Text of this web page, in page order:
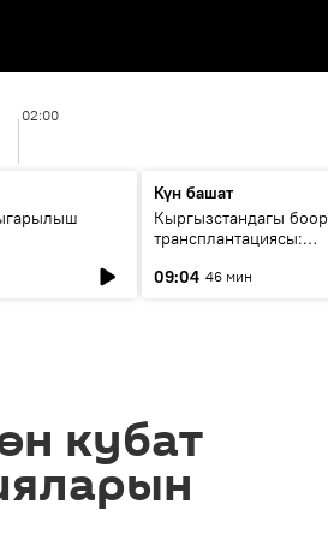
02:00
Күн башат
Кыргызстандагы боор
трансплантациясы:
келечеги
09:04 46 мин
кубат